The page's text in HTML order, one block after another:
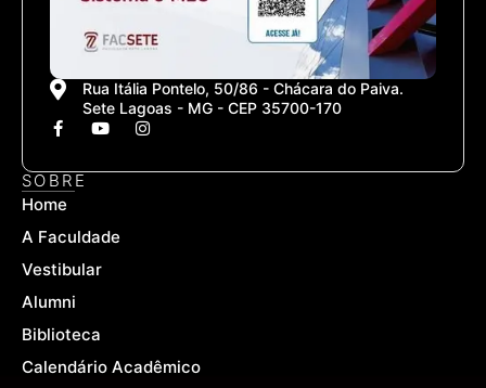
Rua Itália Pontelo, 50/86 - Chácara do Paiva.
Sete Lagoas - MG - CEP 35700-170
F
a
e
b
o
k
f
Y
t
I
n
t
SOBRE
Home
A Faculdade
Vestibular
Alumni
Biblioteca
Calendário Acadêmico